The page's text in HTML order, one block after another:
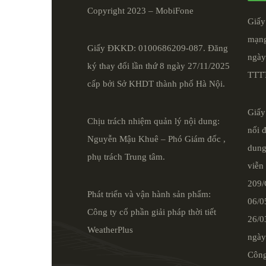
Copyright 2023 – MobiFone
Giấy ĐKKD: 0100686209-087. Đăng
ký thay đổi lần thứ 8 ngày 27/11/2025
cấp bởi Sở KHDT thành phố Hà Nội.
Chịu trách nhiệm quản lý nội dung:
Nguyễn Mậu Khuê – Phó Giám đốc ,
phụ trách Trung tâm.
Phát triển và vận hành sản phẩm:
Công ty cổ phần giải pháp thời tiết
WeatherPlus
nối
viễn
06/
26/